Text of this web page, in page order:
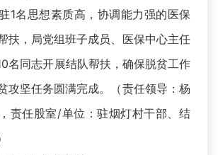
1名思想素质高，协调能力强的医保
扶，局党组班子成员、医保中心主任
名同志开展结队帮扶，确保脱贫工作
攻坚任务圆满完成。（责任领导：杨
责任股室/单位：驻烟灯村干部、结